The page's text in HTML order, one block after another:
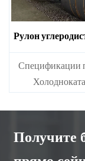
Рулон
A36
Спецификации
Получите